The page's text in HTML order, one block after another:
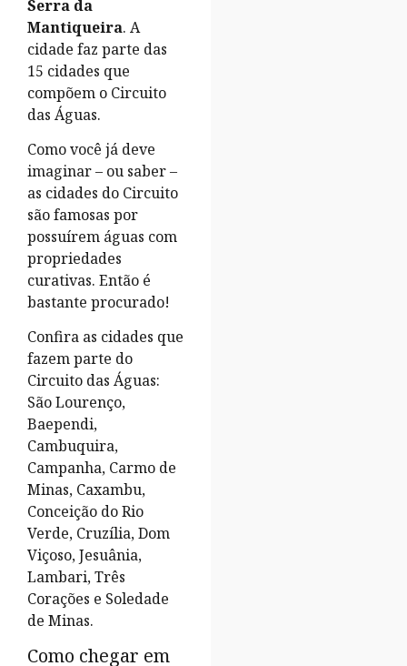
Serra da
Mantiqueira. A
cidade faz parte das
15 cidades que
compõem o Circuito
das Águas.
Como você já deve
imaginar – ou saber –
as cidades do Circuito
são famosas por
possuírem águas com
propriedades
curativas. Então é
bastante procurado!
Confira as cidades que
fazem parte do
Circuito das Águas:
São Lourenço,
Baependi,
Cambuquira,
Campanha, Carmo de
Minas, Caxambu,
Conceição do Rio
Verde, Cruzília, Dom
Viçoso, Jesuânia,
Lambari, Três
Corações e Soledade
de Minas.
Como chegar em